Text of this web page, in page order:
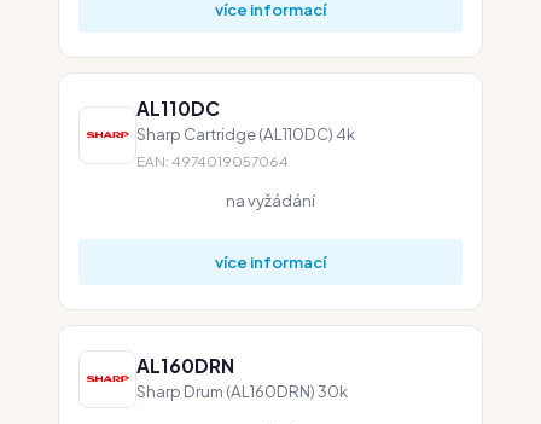
více informací
AL110DC
Sharp Cartridge (AL110DC) 4k
EAN: 4974019057064
na vyžádání
více informací
AL160DRN
Sharp Drum (AL160DRN) 30k